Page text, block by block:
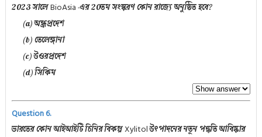
2023 সালেBioAsia-এর 20তম সংস্করণ কোন রাজ্যে অনুষ্ঠিত হবে?
(a) অন্ধ্রপ্রদেশ
(b) তেলেঙ্গানা
(c) উওরপ্রদেশ
(d) সিকিম
Question 6.
ভারতের কোন আইআইটি চিনির বিকল্পXylitolউৎপাদনের নতুন পদ্ধতি আবিষ্কার